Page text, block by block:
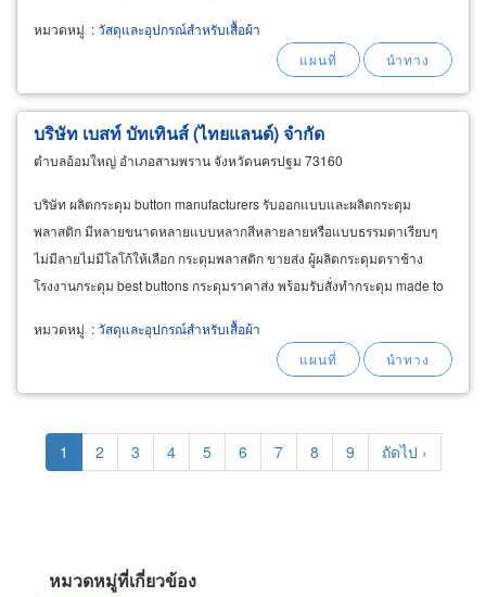
หมวดหมู่ :วัสดุและอุปกรณ์สำหรับเสื้อผ้า
บริษัท เบสท์ บัทเทินส์ (ไทยแลนด์) จำกัด
ตำบลอ้อมใหญ่ อำเภอสามพราน จังหวัดนครปฐม 73160
บริษัท ผลิตกระดุม button manufacturers รับออกแบบและผลิตกระดุม
พลาสติก มีหลายขนาดหลายแบบหลากสีหลายลายหรือแบบธรรมดาเรียบๆ
ไม่มีลายไม่มีโลโก้ให้เลือก กระดุมพลาสติก ขายส่ง ผู้ผลิตกระดุมตราช้าง
โรงงานกระดุม best buttons กระดุมราคาส่ง พร้อมรับสั่งทำกระดุม made to
หมวดหมู่ :วัสดุและอุปกรณ์สำหรับเสื้อผ้า
Pagination
Current
page
1 Page
2 Page
3 Page
4 Page
5 Page
6 Page
7 Page
8 Page
9
Next
page
ถัดไป ›
หมวดหมู่ที่เกี่ยวข้อง